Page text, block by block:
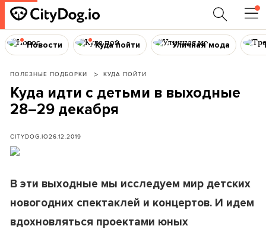
Новости Куда пойти Уличная мода
ПОЛЕЗНЫЕ ПОДБОРКИ КУДА ПОЙТИ
Куда идти с детьми в выходные
28–29 декабря
CITYDOG.IO26.12.2019
В эти выходные мы исследуем мир детских
новогодних спектаклей и концертов. И идем
вдохновляться проектами юных